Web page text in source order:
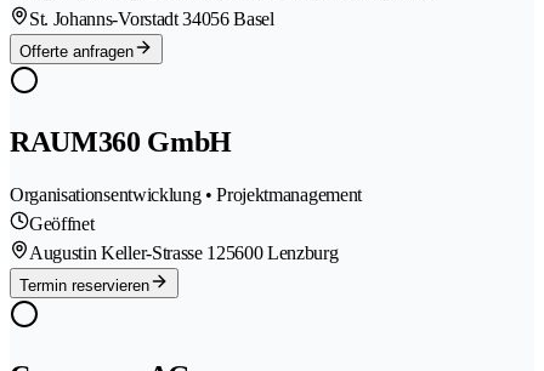
St. Johanns-Vorstadt 34056 Basel
Offerte anfragen
RAUM360 GmbH
Organisationsentwicklung • Projektmanagement
Geöffnet
Augustin Keller-Strasse 125600 Lenzburg
Termin reservieren